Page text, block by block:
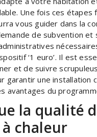
Une fois ces étapes
vous guider dans la
de subvention et
‘1 euro’. Il est
et de suivre
garantir une installation
avantages du
la qualité
chaleur